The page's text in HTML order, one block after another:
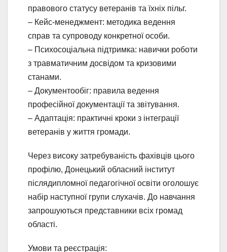
правового статусу ветеранів та їхніх пільг.
– Кейс-менеджмент: методика ведення
справ та супроводу конкретної особи.
– Психосоціальна підтримка: навички роботи
з травматичним досвідом та кризовими
станами.
– Документообіг: правила ведення
професійної документації та звітування.
– Адаптація: практичні кроки з інтеграції
ветеранів у життя громади.
Через високу затребуваність фахівців цього
профілю, Донецький обласний інститут
післядипломної педагогічної освіти оголошує
набір наступної групи слухачів. До навчання
запрошуються представники всіх громад
області.
Умови та реєстрація: